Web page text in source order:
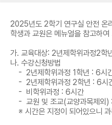
2025년도 2학기 연구실 안전 온
학생과 교원은 메뉴얼을 참고하
가. 교육대상: 2년제학위과정2학
나. 수강신청방법
- 2년제학위과정 1학년 : 6시
- 2년제학위과정 2학년 : 6시
- 비학위과정 : 6시간
- 교원 및 조교(교양과목제외)
※ 시간은 지정이 되어있으니